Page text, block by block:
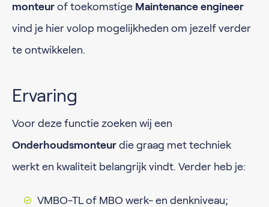
monteur of toekomstige Maintenance engineer
vind je hier volop mogelijkheden om jezelf verder
te ontwikkelen.
Ervaring
Voor deze functie zoeken wij een
Onderhoudsmonteur die graag met techniek
werkt en kwaliteit belangrijk vindt. Verder heb je:
VMBO-TL of MBO werk- en denkniveau;